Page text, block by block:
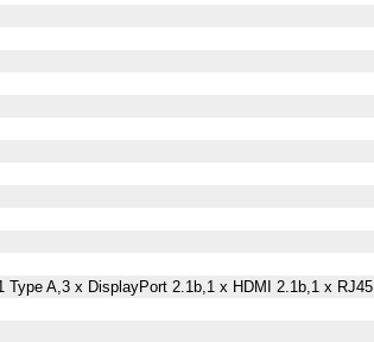
A,3 x DisplayPort 2.1b,1 x HDMI 2.1b,1 x RJ45